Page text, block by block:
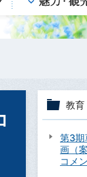
教育
第3期
画（
コメ